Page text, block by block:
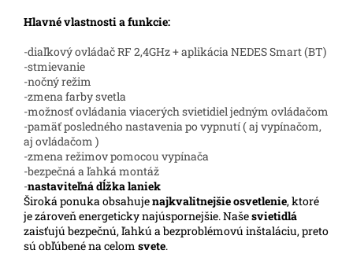
Hlavné vlastnosti a funkcie:
-diaľkový ovládač RF 2,4GHz + aplikácia NEDES Smart (BT)
-stmievanie
-nočný režim
-zmena farby svetla
-možnosť ovládania viacerých svietidiel jedným ovládačom
-pamäť posledného nastavenia po vypnutí ( aj vypínačom,
aj ovládačom )
-zmena režimov pomocou vypínača
-bezpečná a ľahká montáž
-nastaviteľná dĺžka laniek
Široká ponuka obsahujenajkvalitnejšie osvetlenie, ktoré
je zároveň energeticky najúspornejšie. Našesvietidlá
zaisťujú bezpečnú, ľahkú a bezproblémovú inštaláciu, preto
sú obľúbené na celom svete.